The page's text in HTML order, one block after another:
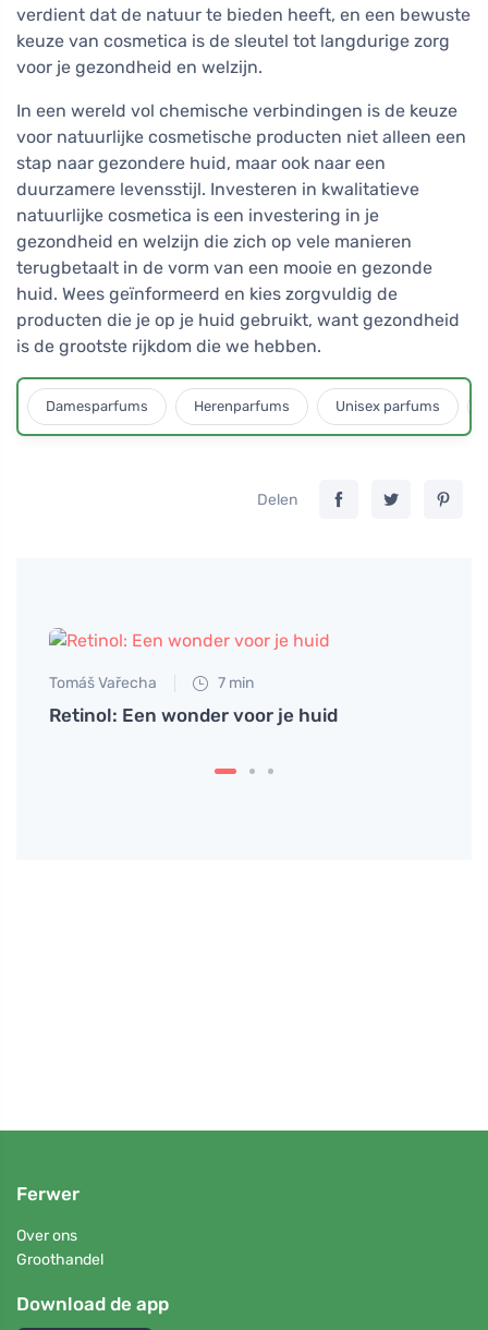
verdient dat de natuur te bieden heeft, en een bewuste
keuze van cosmetica is de sleutel tot langdurige zorg
voor je gezondheid en welzijn.
In een wereld vol chemische verbindingen is de keuze
voor natuurlijke cosmetische producten niet alleen een
stap naar gezondere huid, maar ook naar een
duurzamere levensstijl. Investeren in kwalitatieve
natuurlijke cosmetica is een investering in je
gezondheid en welzijn die zich op vele manieren
terugbetaalt in de vorm van een mooie en gezonde
huid. Wees geïnformeerd en kies zorgvuldig de
producten die je op je huid gebruikt, want gezondheid
is de grootste rijkdom die we hebben.
Damesparfums Herenparfums Unisex parfums
Delen
Tomáš Vařecha 7 min
Retinol: Een wonder voor je huid
Ferwer
Over ons
Groothandel
Download de app